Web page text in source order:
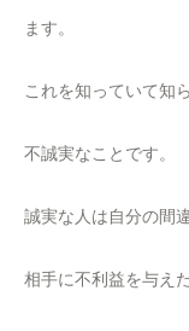
ます。
これを知っていて知
不誠実なことです。
誠実な人は自分の間
相手に不利益を与え